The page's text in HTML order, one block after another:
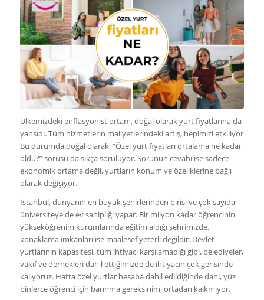
Ülkemizdeki enflasyonist ortam, doğal olarak yurt fiyatlarına da
yansıdı. Tüm hizmetlerin maliyetlerindeki artış, hepimizi etkiliyor
Bu durumda doğal olarak; “Özel yurt fiyatları ortalama ne kadar
oldu?” sorusu da sıkça soruluyor. Sorunun cevabı ise sadece
ekonomik ortama değil, yurtların konum ve özeliklerine bağlı
olarak değişiyor.
İstanbul, dünyanın en büyük şehirlerinden birisi ve çok sayıda
üniversiteye de ev sahipliği yapar. Bir milyon kadar öğrencinin
yükseköğrenim kurumlarında eğitim aldığı şehrimizde,
konaklama imkanları ise maalesef yeterli değildir. Devlet
yurtlarının kapasitesi, tüm ihtiyacı karşılamadığı gibi, belediyeler,
vakıf ve dernekleri dahil ettiğimizde de ihtiyacın çok gerisinde
kalıyoruz. Hatta özel yurtlar hesaba dahil edildiğinde dahi, yüz
binlerce öğrenci için barınma gereksinimi ortadan kalkmıyor.